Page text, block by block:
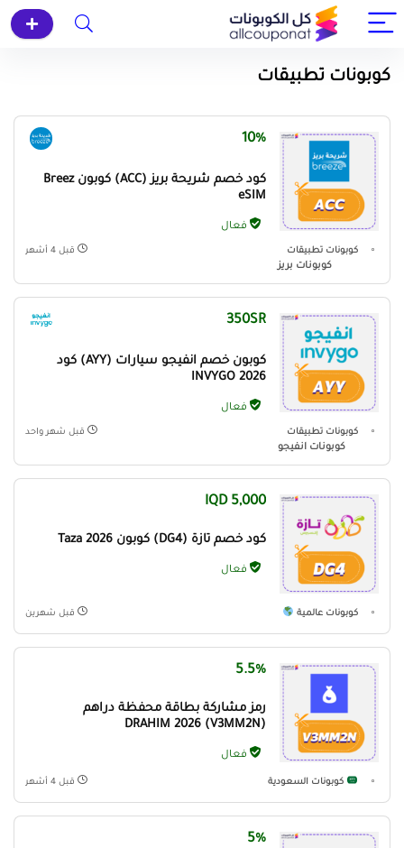
كوبونات تطبيقات
10%
كود خصم شريحة بريز (ACC) كوبون Breez
eSIM
فعال
كوبونات تطبيقات
كوبونات بريز
قبل 4 أشهر
350SR
كوبون خصم انفيجو سيارات (AYY) كود
INVYGO 2026
فعال
كوبونات تطبيقات
كوبونات انفيجو
قبل شهر واحد
5,000 IQD
كود خصم تازة (DG4) كوبون Taza 2026
فعال
كوبونات عالمية قبل شهرين
5.5%
رمز مشاركة بطاقة محفظة دراهم
(V3MM2N) DRAHIM 2026
فعال
كوبونات السعودية قبل 4 أشهر
5%